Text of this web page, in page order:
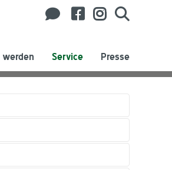
Service Presse